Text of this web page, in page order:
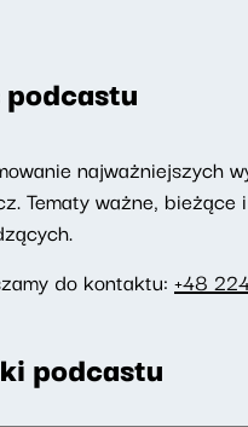
najważniejszych
Tematy ważne,
do kontaktu: +48
podcastu